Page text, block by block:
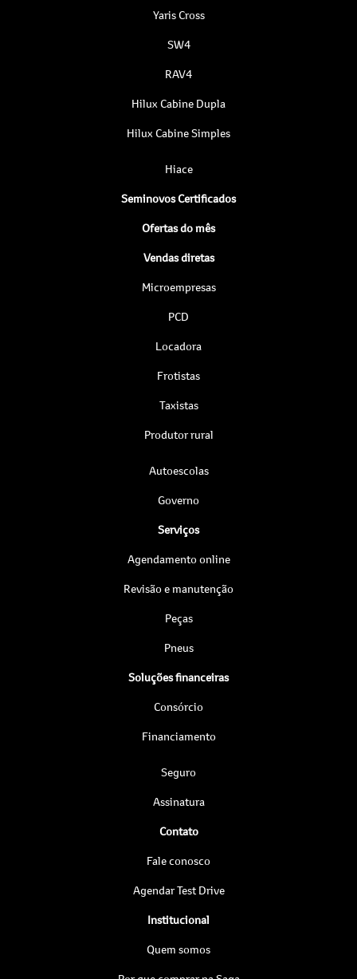
Yaris Cross
SW4
RAV4
Hilux Cabine Dupla
Hilux Cabine Simples
Hiace
Seminovos Certificados
Ofertas do mês
Vendas diretas
Microempresas
PCD
Locadora
Frotistas
Taxistas
Produtor rural
Autoescolas
Governo
Serviços
Agendamento online
Revisão e manutenção
Peças
Pneus
Soluções financeiras
Consórcio
Financiamento
Seguro
Assinatura
Contato
Fale conosco
Agendar Test Drive
Institucional
Quem somos